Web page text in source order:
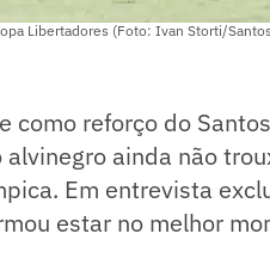
Libertadores (Foto: Ivan Storti/
como reforço do
ainda não
Em entrevista
estar no melhor